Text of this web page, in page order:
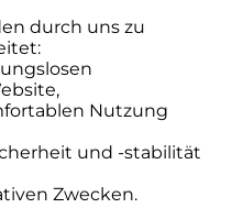
durch uns zu
Nutzung
und -stabilität
Zwecken.